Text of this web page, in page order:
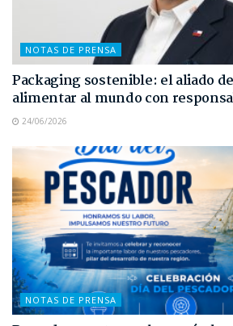
NOTAS DE PRENSA
Packaging sostenible: el aliado
alimentar al mundo con
24/06/2026
NOTAS DE PRENSA